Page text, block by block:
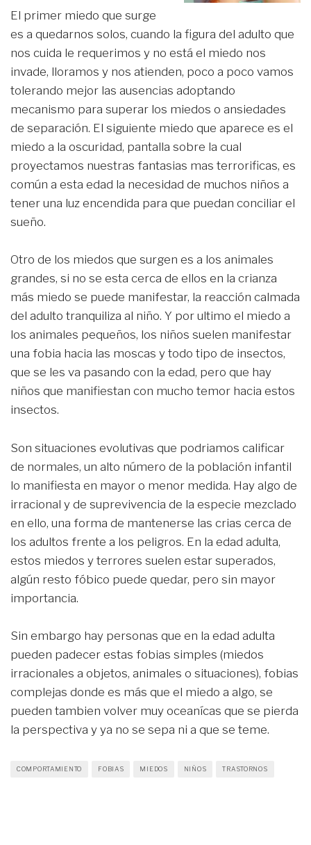
El primer miedo que surge
es a quedarnos solos, cuando la figura del adulto que
nos cuida le requerimos y no está el miedo nos
invade, lloramos y nos atienden, poco a poco vamos
tolerando mejor las ausencias adoptando
mecanismo para superar los miedos o ansiedades
de separación. El siguiente miedo que aparece es el
miedo a la oscuridad, pantalla sobre la cual
proyectamos nuestras fantasias mas terrorificas, es
común a esta edad la necesidad de muchos niños a
tener una luz encendida para que puedan conciliar el
sueño.
Otro de los miedos que surgen es a los animales
grandes, si no se esta cerca de ellos en la crianza
más miedo se puede manifestar, la reacción calmada
del adulto tranquiliza al niño. Y por ultimo el miedo a
los animales pequeños, los niños suelen manifestar
una fobia hacia las moscas y todo tipo de insectos,
que se les va pasando con la edad, pero que hay
niños que manifiestan con mucho temor hacia estos
insectos.
Son situaciones evolutivas que podriamos calificar
de normales, un alto número de la población infantil
lo manifiesta en mayor o menor medida. Hay algo de
irracional y de suprevivencia de la especie mezclado
en ello, una forma de mantenerse las crias cerca de
los adultos frente a los peligros. En la edad adulta,
estos miedos y terrores suelen estar superados,
algún resto fóbico puede quedar, pero sin mayor
importancia.
Sin embargo hay personas que en la edad adulta
pueden padecer estas fobias simples (miedos
irracionales a objetos, animales o situaciones), fobias
complejas donde es más que el miedo a algo, se
pueden tambien volver muy oceanícas que se pierda
la perspectiva y ya no se sepa ni a que se teme.
COMPORTAMIENTO FOBIAS MIEDOS NIÑOS TRASTORNOS